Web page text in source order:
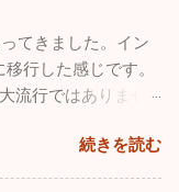
覇基地では通常の
れないようです。
時間でしたが、友
な飛行機がたくさ
くて出かけてきま
とても広くてたく
した。大型犬、中
かれており、うち
況は分かりませ
りを迎えたいもの
は終了。これから
ありますように！
い致します！！
てきました。イン
行した感じです。
流行ではありませ
わらず猛威を振る
。毎日20～30人の
続きを読む